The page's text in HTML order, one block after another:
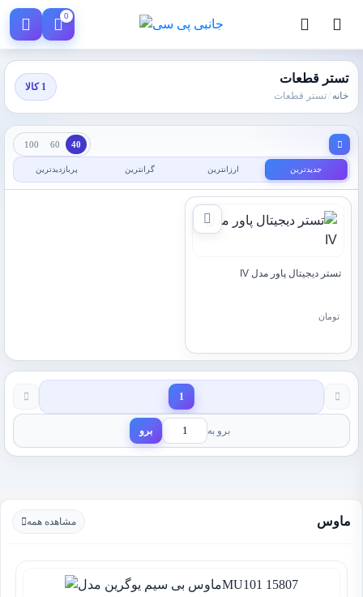
0
تستر قطعات
خانه /تستر قطعات
1 کالا
جدیدترین ارزانترین گرانترین پربازدیدترین
40
60
100
تستر دیجیتال پاور مدل IV
تومان
1
برو به برو
ماوس مشاهده همه